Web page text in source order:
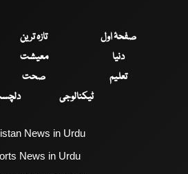
صفحۂ اول تازہ ترین
دنیا
معیشت
تعلیم
صحت
ٹیکنالوجی
News in Urdu
News in Urdu